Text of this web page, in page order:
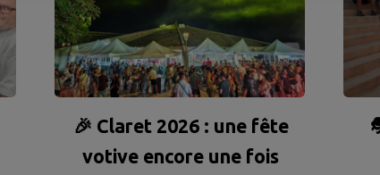
🎉 Claret 2026 : une fête
votive encore une fois